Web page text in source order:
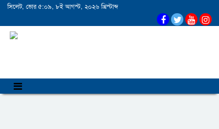
সিলেট, ভোর ৫:০৯, ৮ই আগস্ট, ২০২৬ খ্রিস্টাব্দ